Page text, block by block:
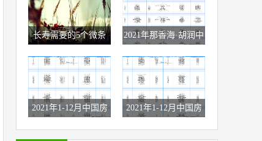
长寿需要的5个微条
2021年那香海·胡润中
2021年1-12月中国房
2021年1-12月中国房